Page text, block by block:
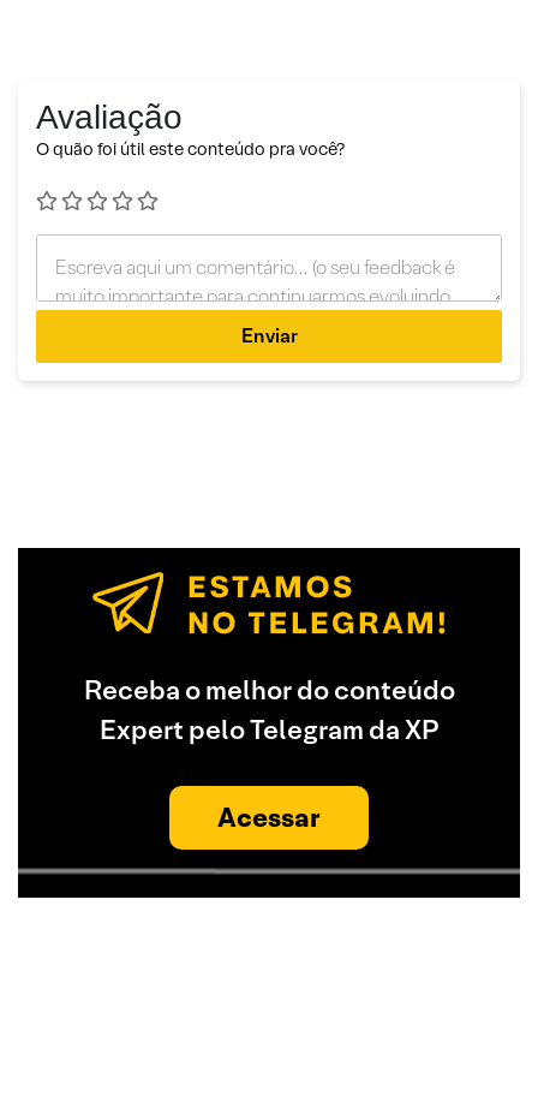
Avaliação
O quão foi útil este conteúdo pra você?
Enviar
Receba o melhor do conteúdo
Expert pelo Telegram da XP
Acessar